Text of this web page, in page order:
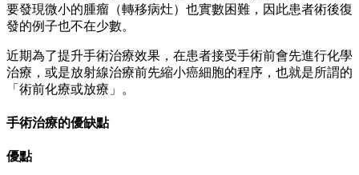
要發現微小的腫瘤（轉移病灶）也實數困難，因此患者術後復
發的例子也不在少數。
近期為了提升手術治療效果，在患者接受手術前會先進行化學
治療，或是放射線治療前先縮小癌細胞的程序，也就是所謂的
「術前化療或放療」。
手術治療的優缺點
優點